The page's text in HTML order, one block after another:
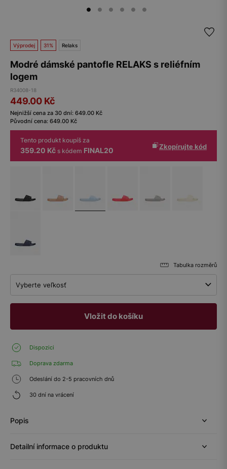
Výprodej 31% Relaks
Modré dámské pantofle RELAKS s reliéfním
logem
R34008-18
449.00 Kč
Nejnižší cena za 30 dní: 649.00 Kč
Původní cena: 649.00 Kč
Tento produkt koupíš za
359.20 Kč s kódem FINAL20 Zkopírujte kód
Tabulka rozměrů
Vyberte veľkosť
Vložit do košíku
Dispozici
Doprava zdarma
Odeslání do 2-5 pracovních dnů
30 dní na vrácení
Popis
Detailní informace o produktu